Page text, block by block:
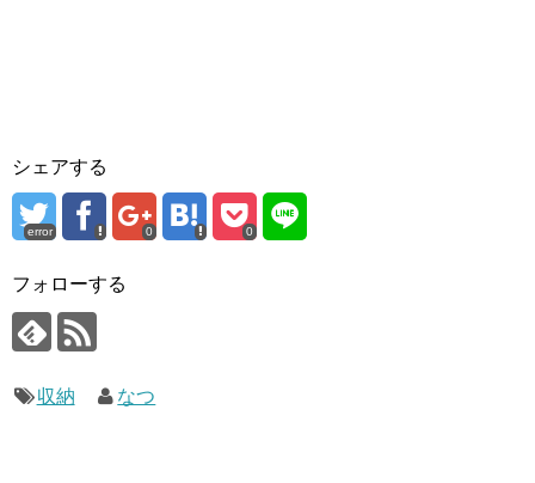
シェアする
error 0 0
フォローする
収納 なつ